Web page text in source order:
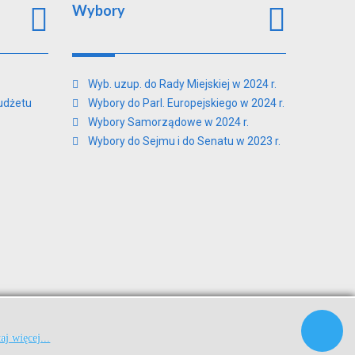
Wybory
Wyb. uzup. do Rady Miejskiej w 2024 r.
Wybory do Parl. Europejskiego w 2024 r.
Wybory Samorządowe w 2024 r.
Wybory do Sejmu i do Senatu w 2023 r.
więcej...